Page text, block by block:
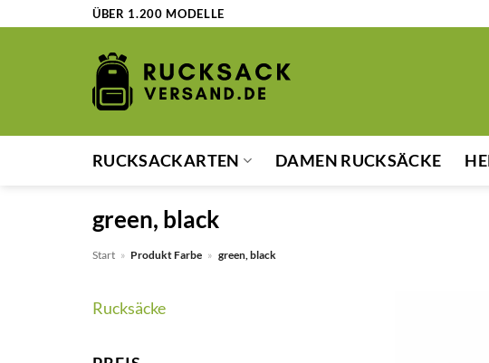
ÜBER 1.200 MODELLE
RUCKSACKARTEN DAMEN RUCKSÄCKE
green, black
Start » Produkt Farbe » green, black
Rucksäcke